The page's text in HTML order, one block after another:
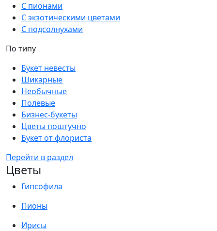
С пионами
С экзотическими цветами
С подсолнухами
По типу
Букет невесты
Шикарные
Необычные
Полевые
Бизнес-букеты
Цветы поштучно
Букет от флориста
Перейти в раздел
Цветы
Гипсофила
Пионы
Ирисы